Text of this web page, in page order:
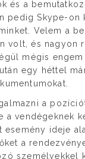
és a
pedig Skype-on
Velem a
volt, és nagyon
mégis engem
egy héttel
a
a vendégeknek
esemény ideje
a
személyekkel